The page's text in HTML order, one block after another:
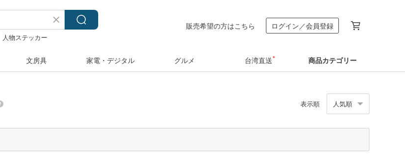
人物ステッカー
販売希望の方はこちら ログイン／会員登録
文房具 家電・デジタル グルメ 台湾直送 商品カテゴリー
表示順 人気順